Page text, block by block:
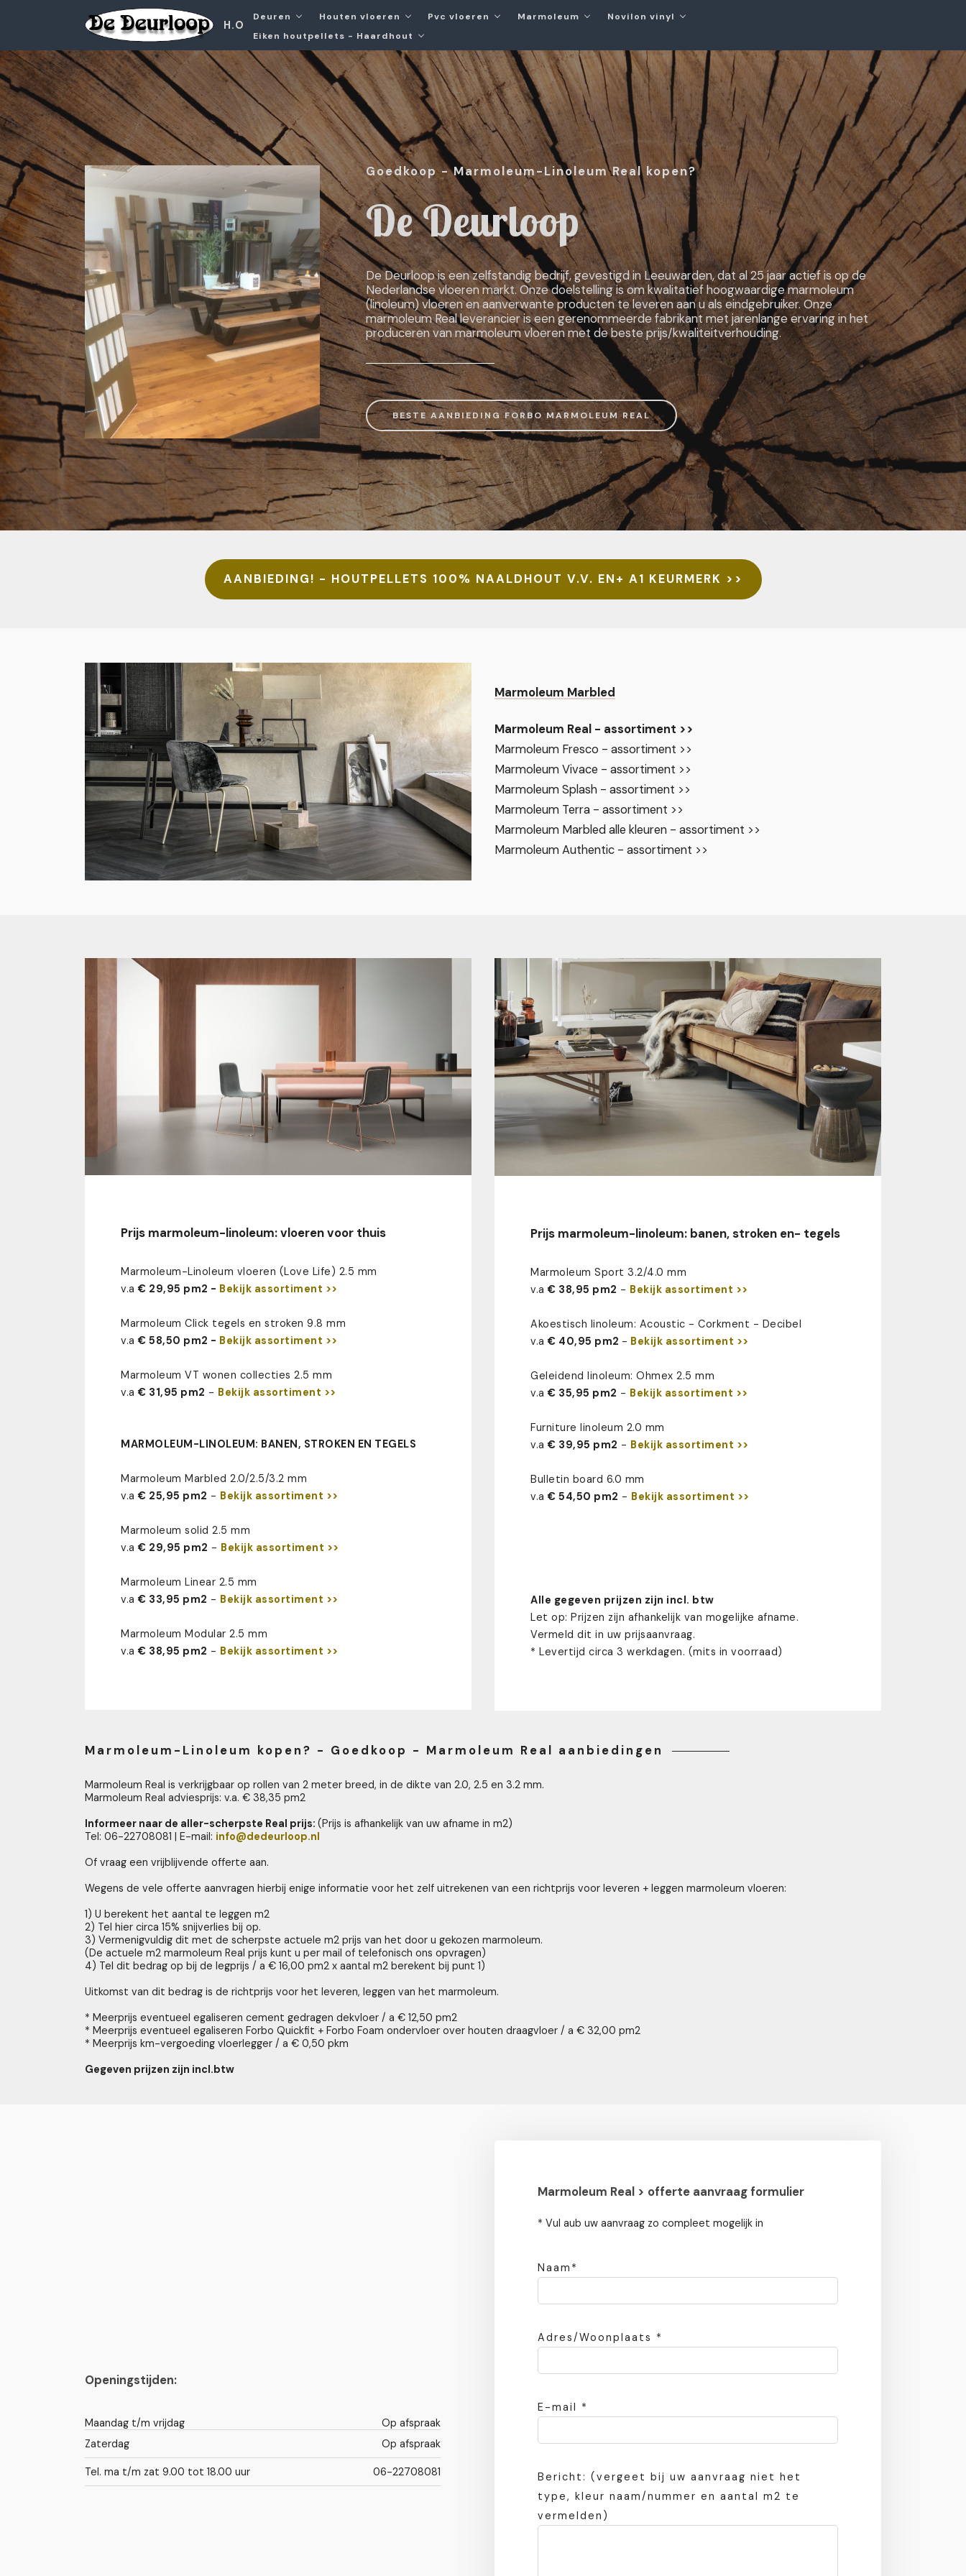
H.O
Deuren Houten vloeren Pvc vloeren Marmoleum
Novilon vinyl
Eiken houtpellets - Haardhout
Goedkoop - Marmoleum-Linoleum Real kopen?
De Deurloop
De Deurloop is een zelfstandig bedrijf, gevestigd in Leeuwarden, dat al 25 jaar actief is op de
Nederlandse vloeren markt. Onze doelstelling is om kwalitatief hoogwaardige marmoleum
(linoleum) vloeren en aanverwante producten te leveren aan u als eindgebruiker. Onze
marmoleum Real leverancier is een gerenommeerde fabrikant met jarenlange ervaring in het
produceren van marmoleum vloeren met de beste prijs/kwaliteitverhouding.
BESTE AANBIEDING FORBO MARMOLEUM REAL
AANBIEDING! - HOUTPELLETS 100% NAALDHOUT V.V. EN+ A1 KEURMERK >>
Marmoleum Marbled
Marmoleum Real - assortiment >>
Marmoleum Fresco - assortiment >>
Marmoleum Vivace - assortiment >>
Marmoleum Splash - assortiment >>
Marmoleum Terra - assortiment >>
Marmoleum Marbled alle kleuren - assortiment >>
Marmoleum Authentic - assortiment >>
Prijs marmoleum-linoleum: vloeren voor thuis
Marmoleum-Linoleum vloeren (Love Life) 2.5 mm
v.a€ 29,95 pm2 - Bekijk assortiment >>
Marmoleum Click tegels en stroken 9.8 mm
v.a€ 58,50 pm2 - Bekijk assortiment >>
Marmoleum VT wonen collecties 2.5 mm
v.a€ 31,95 pm2 - Bekijk assortiment >>
MARMOLEUM-LINOLEUM: BANEN, STROKEN EN TEGELS
Marmoleum Marbled 2.0/2.5/3.2 mm
v.a€ 25,95 pm2 - Bekijk assortiment >>
Marmoleum solid 2.5 mm
v.a€ 29,95 pm2 - Bekijk assortiment >>
Marmoleum Linear 2.5 mm
v.a€ 33,95 pm2 - Bekijk assortiment >>
Marmoleum Modular 2.5 mm
v.a€ 38,95 pm2 - Bekijk assortiment >>
Prijs marmoleum-linoleum: banen, stroken en- tegels
Marmoleum Sport 3.2/4.0 mm
v.a€ 38,95 pm2 - Bekijk assortiment >>
Akoestisch linoleum: Acoustic - Corkment - Decibel
v.a€ 40,95 pm2 - Bekijk assortiment >>
Geleidend linoleum: Ohmex 2.5 mm
v.a€ 35,95 pm2 - Bekijk assortiment >>
Furniture linoleum 2.0 mm
v.a€ 39,95 pm2 - Bekijk assortiment >>
Bulletin board 6.0 mm
v.a€ 54,50 pm2 - Bekijk assortiment >>
Alle gegeven prijzen zijn incl. btw
Let op: Prijzen zijn afhankelijk van mogelijke afname.
Vermeld dit in uw prijsaanvraag.
* Levertijd circa 3 werkdagen. (mits in voorraad)
Marmoleum-Linoleum kopen? - Goedkoop - Marmoleum Real aanbiedingen
Marmoleum Real is verkrijgbaar op rollen van 2 meter breed, in de dikte van 2.0, 2.5 en 3.2 mm.
Marmoleum Real adviesprijs: v.a. € 38,35 pm2
Informeer naar de aller-scherpste Real prijs: (Prijs is afhankelijk van uw afname in m2)
Tel: 06-22708081 | E-mail: info@dedeurloop.nl
Of vraag een vrijblijvende offerte aan.
Wegens de vele offerte aanvragen hierbij enige informatie voor het zelf uitrekenen van een richtprijs voor leveren + leggen marmoleum vloeren:
1) U berekent het aantal te leggen m2
2) Tel hier circa 15% snijverlies bij op.
3) Vermenigvuldig dit met de scherpste actuele m2 prijs van het door u gekozen marmoleum.
(De actuele m2 marmoleum Real prijs kunt u per mail of telefonisch ons opvragen)
4) Tel dit bedrag op bij de legprijs / a € 16,00 pm2 x aantal m2 berekent bij punt 1)
Uitkomst van dit bedrag is de richtprijs voor het leveren, leggen van het marmoleum.
* Meerprijs eventueel egaliseren cement gedragen dekvloer / a € 12,50 pm2
* Meerprijs eventueel egaliseren Forbo Quickfit + Forbo Foam ondervloer over houten draagvloer / a € 32,00 pm2
* Meerprijs km-vergoeding vloerlegger / a € 0,50 pkm
Gegeven prijzen zijn incl.btw
Openingstijden:
Maandag t/m vrijdag
Op afspraak
Zaterdag
Op afspraak
Tel. ma t/m zat 9.00 tot 18.00 uur 06-22708081
Marmoleum Real > offerte aanvraag formulier
* Vul aub uw aanvraag zo compleet mogelijk in
Naam*
Adres/Woonplaats *
E-mail *
Bericht: (vergeet bij uw aanvraag niet het
type, kleur naam/nummer en aantal m2 te
vermelden)